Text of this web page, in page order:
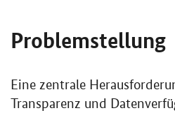
Problemstellung
Eine zentrale
Transparenz und